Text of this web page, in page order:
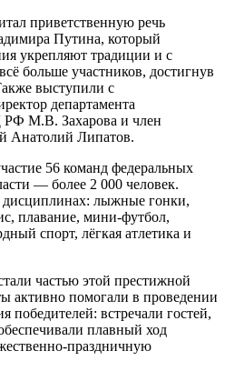
приветственную речь
Путина, который
укрепляют традиции и с
больше участников, достигнув
выступили с
департамента
М.В. Захарова и член
Анатолий Липатов.
56 команд федеральных
— более 2 000 человек.
дисциплинах: лыжные гонки,
плавание, мини-футбол,
спорт, лёгкая атлетика и
частью этой престижной
активно помогали в проведении
победителей: встречали гостей,
плавный ход
праздничную